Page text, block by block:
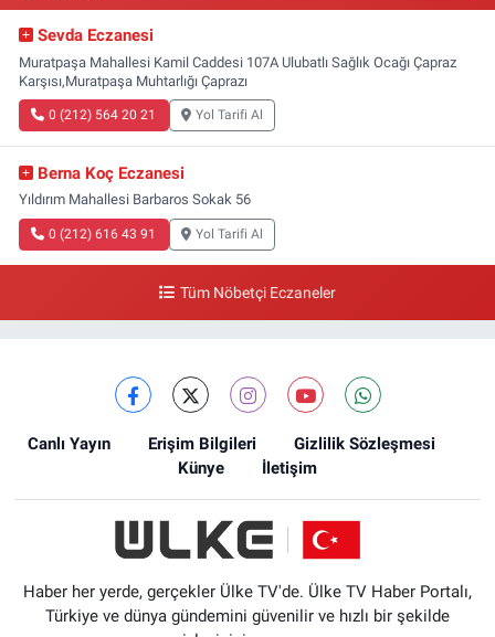
Sevda Eczanesi
Muratpaşa Mahallesi Kamil Caddesi 107A Ulubatlı Sağlık Ocağı Çapraz
Karşısı,Muratpaşa Muhtarlığı Çaprazı
0 (212) 564 20 21 Yol Tarifi Al
Berna Koç Eczanesi
Yıldırım Mahallesi Barbaros Sokak 56
0 (212) 616 43 91 Yol Tarifi Al
Tüm Nöbetçi Eczaneler
Canlı Yayın Erişim Bilgileri
Gizlilik Sözleşmesi
Künye
İletişim
Haber her yerde, gerçekler Ülke TV'de. Ülke TV Haber Portalı,
Türkiye ve dünya gündemini güvenilir ve hızlı bir şekilde